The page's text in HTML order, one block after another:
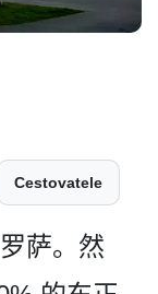
Cestovatele
萨。然